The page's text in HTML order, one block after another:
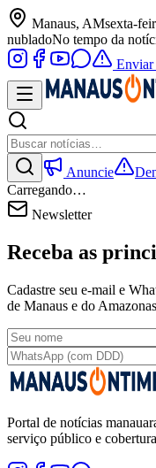
Manaus, AMsexta-
nubladoNo tempo da
Enviar
Anuncie
Carregando…
Newsletter
Receba as
Cadastre seu e-mail e
de Manaus e do
Portal de notícias
serviço público e